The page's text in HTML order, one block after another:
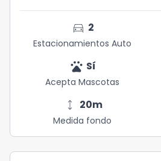
directions_car 2
Estacionamientos Auto
pets Sí
Acepta Mascotas
height 20m
Medida fondo